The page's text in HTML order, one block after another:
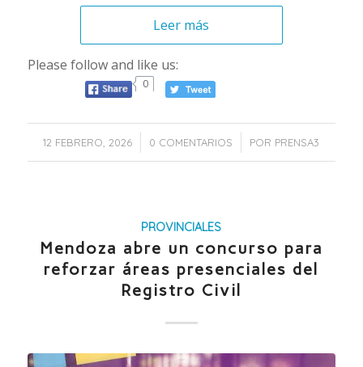
Leer más
Please follow and like us:
0
12 FEBRERO, 2026
/ 0 COMENTARIOS
/ POR PRENSA3
PROVINCIALES
Mendoza abre un concurso para
reforzar áreas presenciales del
Registro Civil